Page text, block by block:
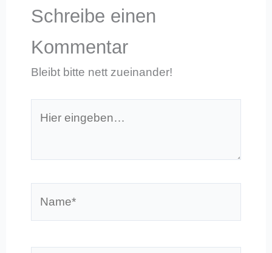
Schreibe einen
Kommentar
Bleibt bitte nett zueinander!
eingeben…